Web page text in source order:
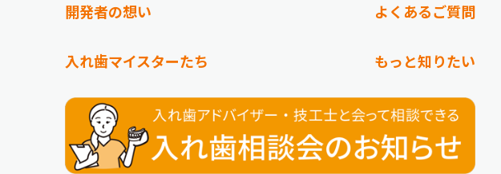
開発者の想い
入れ歯マイスターたち
よくあるご質問
もっと知りたい